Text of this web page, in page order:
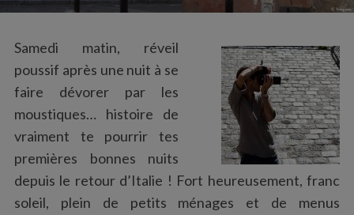
Samedi matin, réveil
poussif après une nuit à se
faire dévorer par les
moustiques… histoire de
vraiment te pourrir tes
premières bonnes nuits
depuis le retour d’Italie ! Fort heureusement, franc
soleil, plein de petits ménages et de menus